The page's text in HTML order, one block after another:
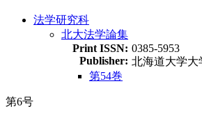
法学研究科
北大法学論集
Print ISSN: 0385-5953
Publisher: 北海道大学大
第54巻
第6号